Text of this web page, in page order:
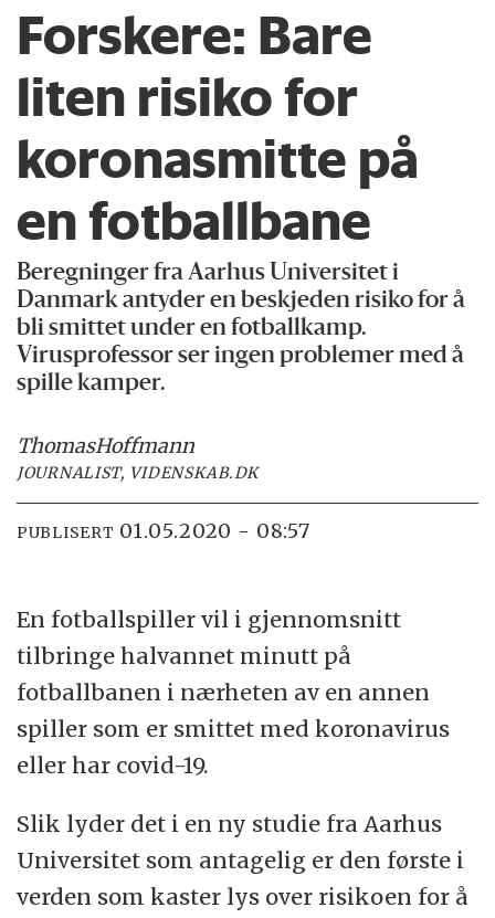
Forskere: Bare
liten risiko for
koronasmitte på
en fotballbane
Beregninger fra Aarhus Universitet i
Danmark antyder en beskjeden risiko for å
bli smittet under en fotballkamp.
Virusprofessor ser ingen problemer med å
spille kamper.
ThomasHoffmann
JOURNALIST, VIDENSKAB.DK
PUBLISERT 01.05.2020 - 08:57
En fotballspiller vil i gjennomsnitt
tilbringe halvannet minutt på
fotballbanen i nærheten av en annen
spiller som er smittet med koronavirus
eller har covid-19.
Slik lyder det i en ny studie fra Aarhus
Universitet som antagelig er den første i
verden som kaster lys over risikoen for å